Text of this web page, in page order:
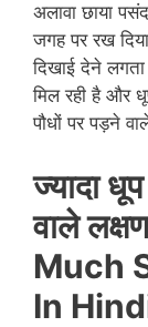
अलावा छाया
जगह पर रख
दिखाई देने
मिल रही है और
पौधों पर पड़ने
ज्यादा
वाले
Much
In